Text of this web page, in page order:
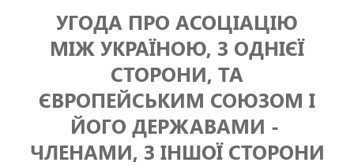
УГОДА ПРО АСОЦІАЦІЮ
МІЖ УКРАЇНОЮ, З ОДНІЄЇ
СТОРОНИ, ТА
ЄВРОПЕЙСЬКИМ СОЮЗОМ І
ЙОГО ДЕРЖАВАМИ -
ЧЛЕНАМИ, З ІНШОЇ СТОРОНИ